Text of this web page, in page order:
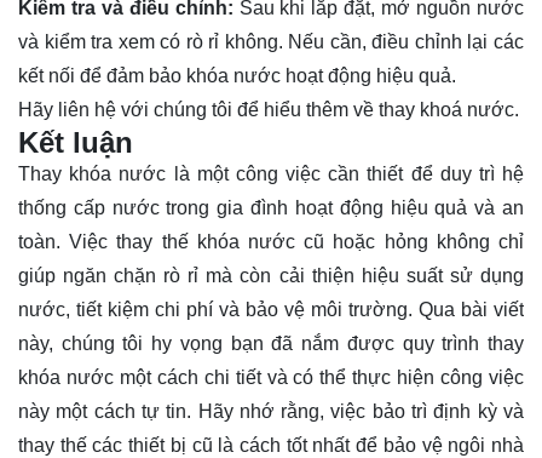
Kiểm tra và điều chỉnh: Sau khi lắp đặt, mở nguồn nước
và kiểm tra xem có rò rỉ không. Nếu cần, điều chỉnh lại các
kết nối để đảm bảo khóa nước hoạt động hiệu quả.
Hãy liên hệ với chúng tôi để hiểu thêm về thay khoá nước.
Kết luận
Thay khóa nước là một công việc cần thiết để duy trì hệ
thống cấp nước trong gia đình hoạt động hiệu quả và an
toàn. Việc thay thế khóa nước cũ hoặc hỏng không chỉ
giúp ngăn chặn rò rỉ mà còn cải thiện hiệu suất sử dụng
nước, tiết kiệm chi phí và bảo vệ môi trường. Qua bài viết
này, chúng tôi hy vọng bạn đã nắm được quy trình thay
khóa nước một cách chi tiết và có thể thực hiện công việc
này một cách tự tin. Hãy nhớ rằng, việc bảo trì định kỳ và
thay thế các thiết bị cũ là cách tốt nhất để bảo vệ ngôi nhà